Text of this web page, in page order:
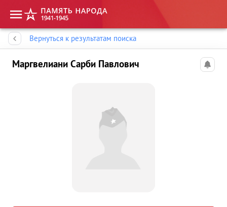
Вернуться к результатам поиска
Маргвелиани Сарби Павлович
Память народа